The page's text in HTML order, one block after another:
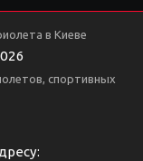
в Киеве
спортивных